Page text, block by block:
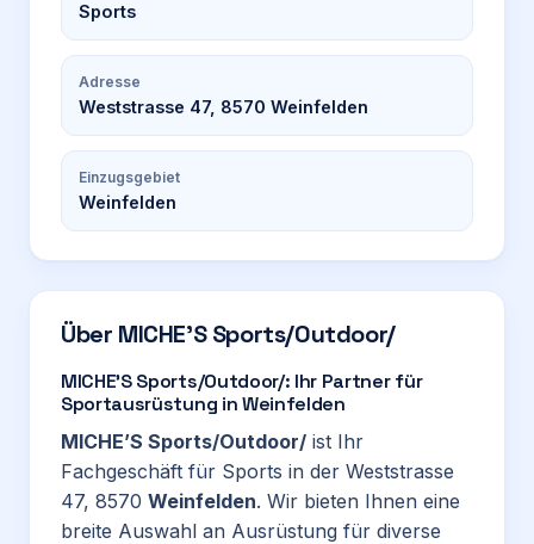
Sports
Adresse
Weststrasse 47, 8570 Weinfelden
Einzugsgebiet
Weinfelden
Über MICHE’S Sports/Outdoor/
MICHE’S Sports/Outdoor/: Ihr Partner für
Sportausrüstung in Weinfelden
MICHE’S Sports/Outdoor/ ist Ihr
Fachgeschäft für Sports in der Weststrasse
47, 8570 Weinfelden. Wir bieten Ihnen eine
breite Auswahl an Ausrüstung für diverse